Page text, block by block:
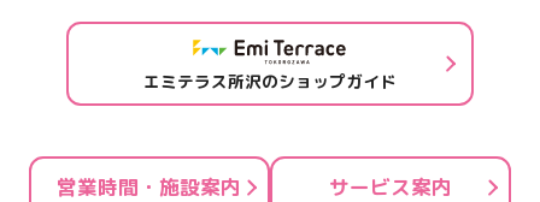
エミテラス所沢のショップガイド
営業時間・施設案内 サービス案内